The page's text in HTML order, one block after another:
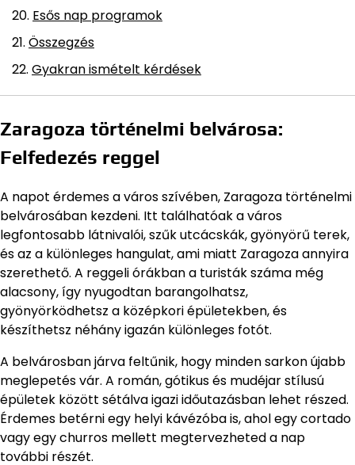
Esős nap programok
Összegzés
Gyakran ismételt kérdések
Zaragoza történelmi belvárosa:
Felfedezés reggel
A napot érdemes a város szívében, Zaragoza történelmi
belvárosában kezdeni. Itt találhatóak a város
legfontosabb látnivalói, szűk utcácskák, gyönyörű terek,
és az a különleges hangulat, ami miatt Zaragoza annyira
szerethető. A reggeli órákban a turisták száma még
alacsony, így nyugodtan barangolhatsz,
gyönyörködhetsz a középkori épületekben, és
készíthetsz néhány igazán különleges fotót.
A belvárosban járva feltűnik, hogy minden sarkon újabb
meglepetés vár. A román, gótikus és mudéjar stílusú
épületek között sétálva igazi időutazásban lehet részed.
Érdemes betérni egy helyi kávézóba is, ahol egy cortado
vagy egy churros mellett megtervezheted a nap
további részét.